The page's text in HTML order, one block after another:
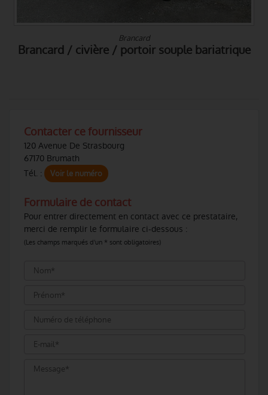
Gants
GANTS NEOPRENE 4mm CARBONE
Contacter ce fournisseur
120 Avenue De Strasbourg
67170 Brumath
Tél. :
Voir le numéro
Formulaire de contact
Pour entrer directement en contact avec ce prestataire,
merci de remplir le formulaire ci-dessous :
(Les champs marqués d'un * sont obligatoires)